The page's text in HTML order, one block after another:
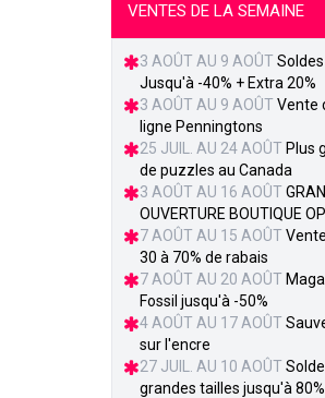
VENTES DE LA SEMAINE
3 AOÛT AU 9 AOÛT
Jusqu'à -40% + Extra 20%
3 AOÛT AU 9 AOÛT Vente
ligne Penningtons
25 JUIL. AU 24 AOÛT Plus
de puzzles au Canada
3 AOÛT AU 16 AOÛT
OUVERTURE BOUTIQUE
7 AOÛT AU 15 AOÛT
30 à 70% de rabais
7 AOÛT AU 20 AOÛT
Fossil jusqu'à -50%
4 AOÛT AU 17 AOÛT
sur l'encre
27 JUIL. AU 10 AOÛT
grandes tailles jusqu'à 80%